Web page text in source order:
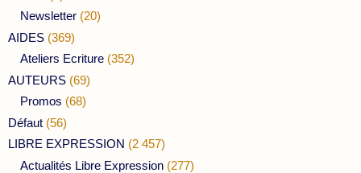
Newsletter (20)
AIDES (369)
Ateliers Ecriture (352)
AUTEURS (69)
Promos (68)
Défaut (56)
LIBRE EXPRESSION (2 457)
Actualités Libre Expression (277)